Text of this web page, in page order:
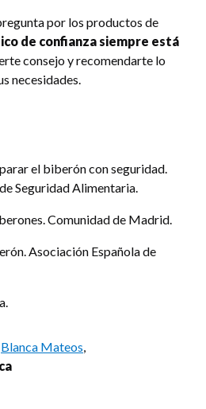
por los productos de
de confianza siempre está
consejo y recomendarte lo
necesidades.
el biberón con seguridad.
Seguridad Alimentaria.
Comunidad de Madrid.
Asociación Española de
Blanca Mateos,